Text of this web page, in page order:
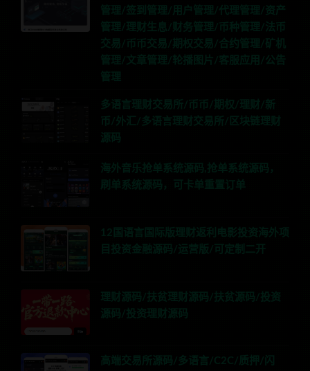
管理/签到管理/用户管理/代理管理/资产
管理/理财生息/财务管理/币种管理/法币
交易/币币交易/期权交易/合约管理/矿机
管理/文章管理/轮播图片/客服应用/公告
管理
多语言理财交易所/币币/期权/理财/新
币/外汇/多语言理财交易所/区块链理财
源码
海外音乐抢单系统源码,抢单系统源码，
刷单系统源码，可卡单重置订单
12国语言国际版理财返利电影投资海外项
目投资金融源码/运营版/可定制二开
理财源码/扶贫理财源码/扶贫源码/投资
源码/投资理财源码
高端交易所源码/多语言/C2C/质押/闪